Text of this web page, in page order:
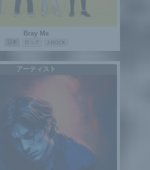
Bray Me
ロック J-ROCK
アーティスト